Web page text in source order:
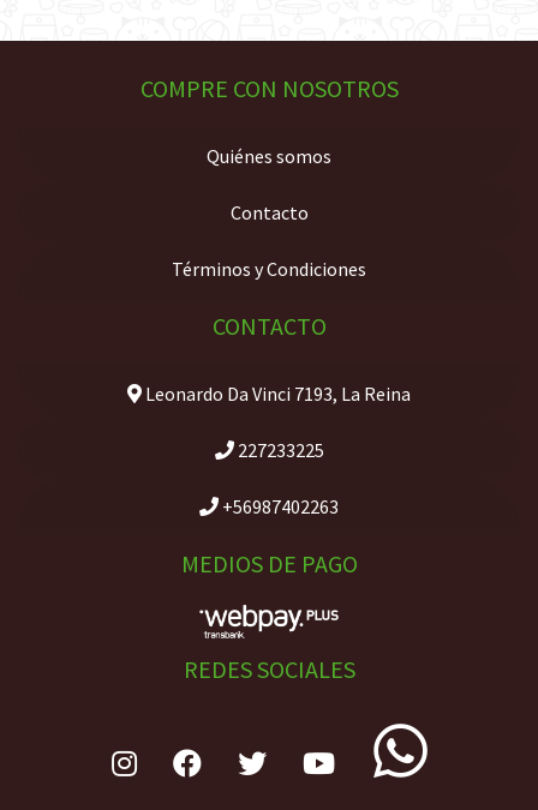
COMPRE CON NOSOTROS
Quiénes somos
Contacto
Términos y Condiciones
CONTACTO
Leonardo Da Vinci 7193, La Reina
227233225
+56987402263
MEDIOS DE PAGO
REDES SOCIALES